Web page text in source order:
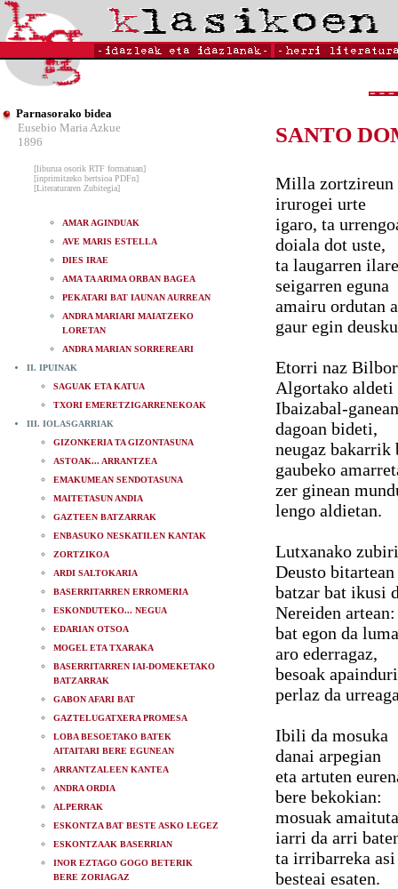
Parnasorako bidea
Eusebio Maria Azkue
1896
[liburua osorik RTF formatuan]
[inprimitzeko bertsioa PDFn]
[Literaturaren Zubitegia]
AMAR AGINDUAK
AVE MARIS ESTELLA
DIES IRAE
AMA TA ARIMA ORBAN BAGEA
PEKATARI BAT IAUNAN AURREAN
ANDRA MARIARI MAIATZEKO
LORETAN
ANDRA MARIAN SORREREARI
II. IPUINAK
SAGUAK ETA KATUA
TXORI EMERETZIGARRENEKOAK
III. IOLASGARRIAK
GIZONKERIA TA GIZONTASUNA
ASTOAK... ARRANTZEA
EMAKUMEAN SENDOTASUNA
MAITETASUN ANDIA
GAZTEEN BATZARRAK
ENBASUKO NESKATILEN KANTAK
ZORTZIKOA
ARDI SALTOKARIA
BASERRITARREN ERROMERIA
ESKONDUTEKO... NEGUA
EDARIAN OTSOA
MOGEL ETA TXARAKA
BASERRITARREN IAI-DOMEKETAKO
BATZARRAK
GABON AFARI BAT
GAZTELUGATXERA PROMESA
LOBA BESOETAKO BATEK
AITAITARI BERE EGUNEAN
ARRANTZALEEN KANTEA
ANDRA ORDIA
ALPERRAK
ESKONTZA BAT BESTE ASKO LEGEZ
ESKONTZAAK BASERRIAN
INOR EZTAGO GOGO BETERIK
BERE ZORIAGAZ
SANTO
Milla zortzireun
irurogei urte
igaro, ta
doiala dot uste,
ta laugarren
seigarren eguna
amairu ordutan
gaur egin
Etorri naz
Algortako aldeti
Ibaizabal-ganean
dagoan bideti,
neugaz bakarrik
gaubeko
zer ginean
lengo aldietan.
Lutxanako
Deusto bitartean
batzar bat ikusi
Nereiden artean:
bat egon da
aro ederragaz,
besoak
perlaz da
Ibili da mosuka
danai arpegian
eta artuten
bere bekokian:
mosuak amaituta
iarri da arri
ta irribarreka asi
besteai esaten.